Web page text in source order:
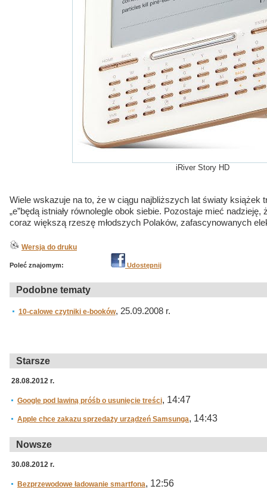
iRiver Story HD
Wiele wskazuje na to, że w ciągu najbliższych lat światy książek
„e”będą istniały równolegle obok siebie. Pozostaje mieć
coraz większą rzeszę młodszych Polaków, zafascynowanych
Wersja do druku
Poleć znajomym: Udostępnij
Podobne tematy
10-calowe czytniki e-booków, 25.09.2008 r.
Starsze
28.08.2012 r.
Google pod lawiną próśb o usunięcie treści, 14:47
Apple chce zakazu sprzedaży urządzeń Samsunga, 14:43
Nowsze
30.08.2012 r.
Bezprzewodowe ładowanie smartfona, 12:56